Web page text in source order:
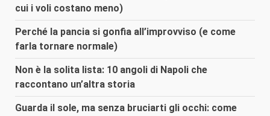
cui i voli costano meno)
Perché la pancia si gonfia all’improvviso (e come
farla tornare normale)
Non è la solita lista: 10 angoli di Napoli che
raccontano un’altra storia
Guarda il sole, ma senza bruciarti gli occhi: come